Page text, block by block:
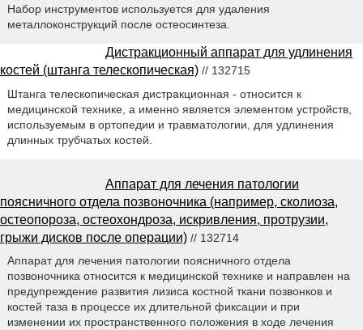
Набор инструментов используется для удаления
металлоконструкций после остеосинтеза.
Дистракционный аппарат для удлинения
костей (штанга телескопическая) // 132715
Штанга телескопическая дистракционная - относится к
медицинской технике, а именно является элементом устройств,
используемым в ортопедии и травматологии, для удлинения
длинных трубчатых костей.
Аппарат для лечения патологии
поясничного отдела позвоночника (например, сколиоза,
остеопороза, остеохондроза, искривления, протрузии,
грыжи дисков после операции) // 132714
Аппарат для лечения патологии поясничного отдела
позвоночника относится к медицинской технике и направлен на
предупреждение развития лизиса костной ткани позвонков и
костей таза в процессе их длительной фиксации и при
изменении их пространственного положения в ходе лечения